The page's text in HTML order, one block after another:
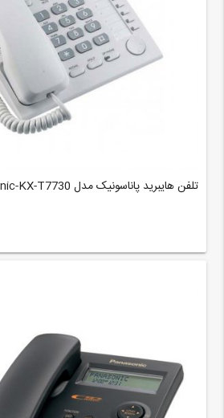
تلفن هایبرید پاناسونیک مدل Panasonic-KX-T7730 ساخت ویتنام